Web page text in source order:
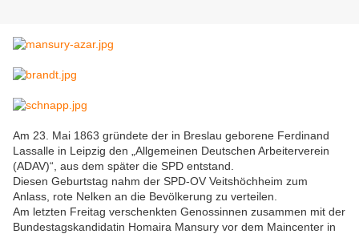
Am 23. Mai 1863 gründete der in Breslau geborene Ferdinand
Lassalle in Leipzig den „Allgemeinen Deutschen Arbeiterverein
(ADAV)“, aus dem später die SPD entstand.
Diesen Geburtstag nahm der SPD-OV Veitshöchheim zum
Anlass, rote Nelken an die Bevölkerung zu verteilen.
Am letzten Freitag verschenkten Genossinnen zusammen mit der
Bundestagskandidatin Homaira Mansury vor dem Maincenter in